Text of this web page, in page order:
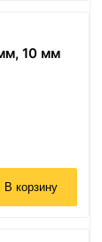
10 мм
В корзину